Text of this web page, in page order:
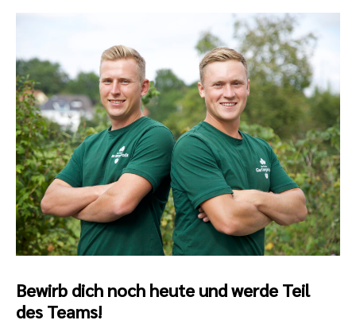
Bewirb dich noch heute und werde Teil
des Teams!